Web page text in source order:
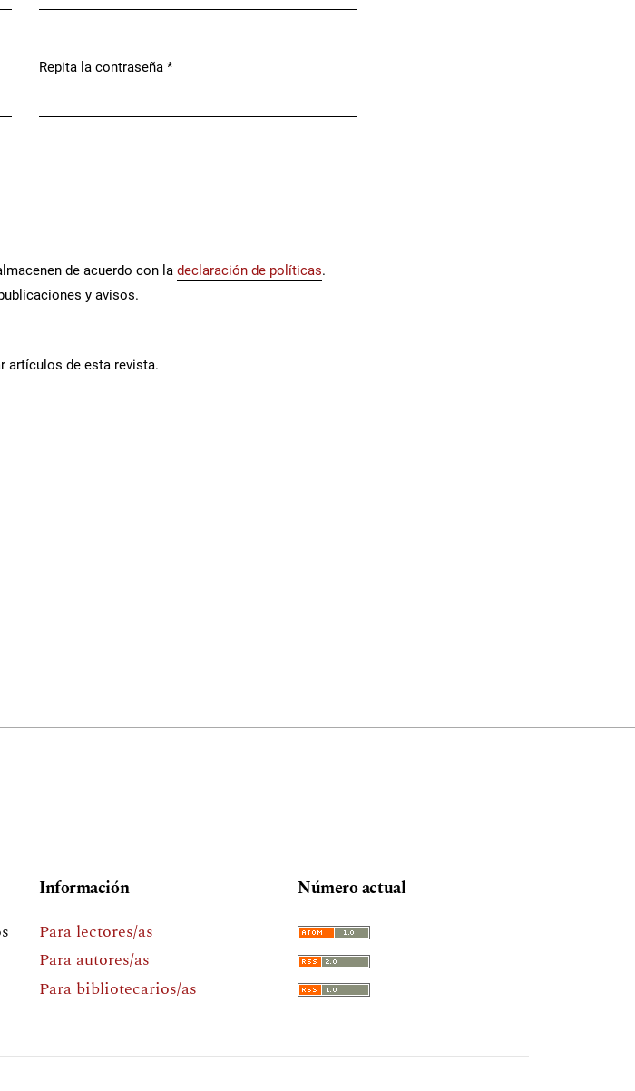
Repita la contraseña *
de acuerdo con la declaración de políticas.
y avisos.
artículos de esta revista.
Información
Para lectores/as
Para autores/as
Para bibliotecarios/as
Número actual